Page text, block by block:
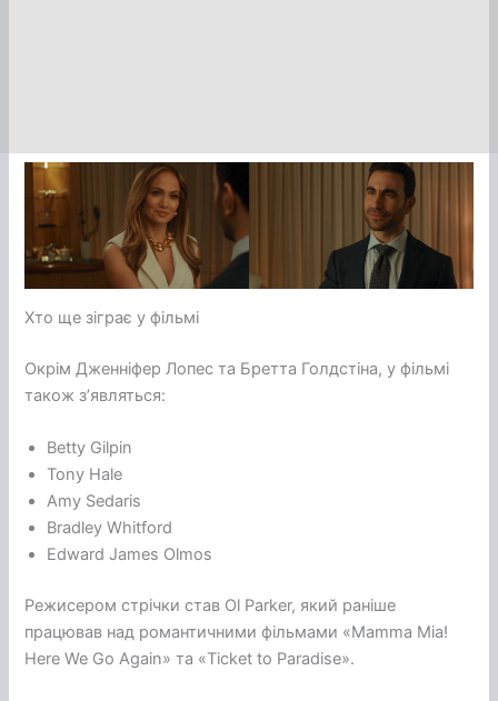
Хто ще зіграє у фільмі
Окрім Дженніфер Лопес та Бретта Голдстіна, у фільмі
також з’являться:
Betty Gilpin
Tony Hale
Amy Sedaris
Bradley Whitford
Edward James Olmos
Режисером стрічки став Ol Parker, який раніше
працював над романтичними фільмами «Mamma Mia!
Here We Go Again» та «Ticket to Paradise».